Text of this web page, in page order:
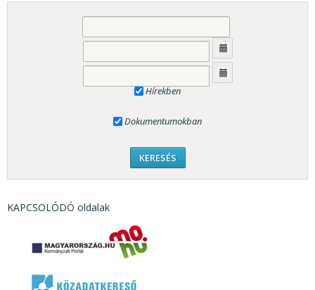
Hírekben
Dokumentumokban
KAPCSOLÓDÓ oldalak